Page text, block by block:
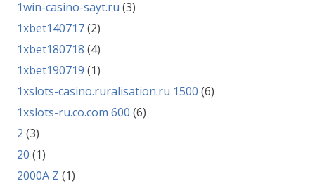
1win-casino-sayt.ru (3)
1xbet140717(2)
1xbet180718 (4)
1xbet190719 (1)
1xslots-casino.ruralisation.ru 1500 (6)
1xslots-ru.co.com 600 (6)
2 (3)
20 (1)
2000A Z (1)